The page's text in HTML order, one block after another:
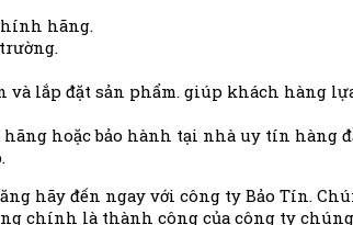
hãng.
lắp đặt sản phẩm. giúp khách hàng
hoặc bảo hành tại nhà uy tín hàng
hãy đến ngay với công ty Bảo Tín.
chính là thành công của công ty